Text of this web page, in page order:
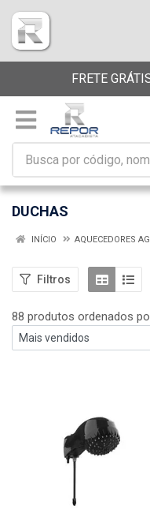
FRETE
DUCHAS
INÍCIO AQUECEDORES
Filtros
88 produtos ordenados